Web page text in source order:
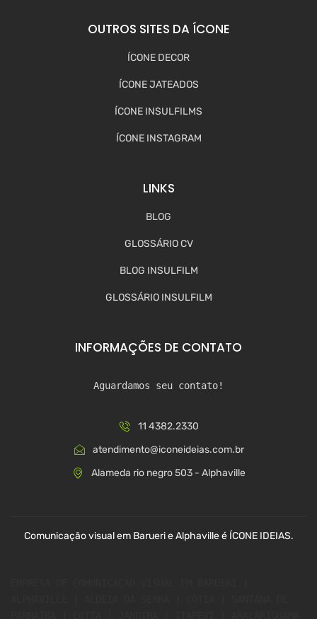
OUTROS SITES DA ÍCONE
ÍCONE DECOR
ÍCONE JATEADOS
ÍCONE INSULFILMS
ÍCONE INSTAGRAM
LINKS
BLOG
GLOSSÁRIO CV
BLOG INSULFILM
GLOSSÁRIO INSULFILM
INFORMAÇÕES DE CONTATO
Aguardamos seu contato!
11 4382.2330
atendimento@iconeideias.com.br
Alameda rio negro 503 - Alphaville
Comunicação visual em Barueri e Alphaville é ÍCONE IDEIAS.